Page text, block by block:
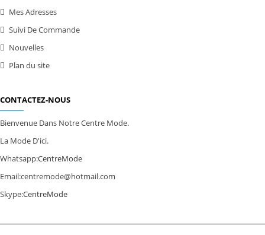
Mes Adresses
Suivi De Commande
Nouvelles
Plan du site
CONTACTEZ-NOUS
Bienvenue Dans Notre Centre Mode.
La Mode D'ici.
Whatsapp:CentreMode
Email:centremode@hotmail.com
Skype:CentreMode